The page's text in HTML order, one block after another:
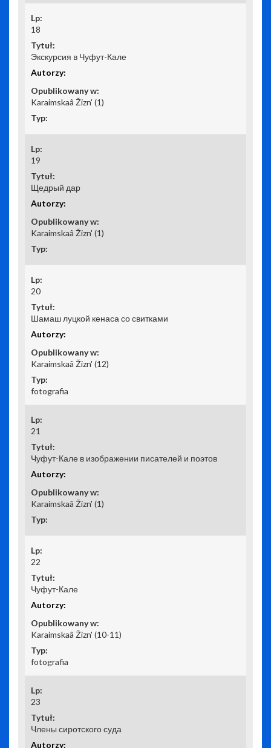
18
Экскурсия в Чуфут-Кале
Karaimskaâ Žizn' (1)
19
Щедрый дар
Karaimskaâ Žizn' (1)
20
Шамаш луцкой кенаса со свитками
Karaimskaâ Žizn' (12)
fotografia
21
Чуфут-Кале в изображении писателей и поэтов
Karaimskaâ Žizn' (1)
22
Чуфут-Кале
Karaimskaâ Žizn' (10-11)
fotografia
23
Члены сиротского суда